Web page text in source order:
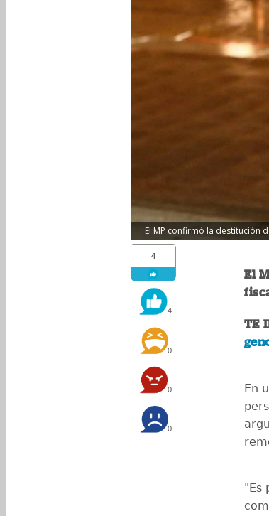
El MP confirmó la destitución
4
4
0
0
0
El
TE
En
"Es